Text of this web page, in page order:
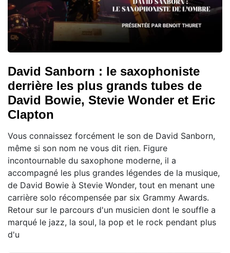
David Sanborn : le saxophoniste
derrière les plus grands tubes de
David Bowie, Stevie Wonder et Eric
Clapton
Vous connaissez forcément le son de David Sanborn,
même si son nom ne vous dit rien. Figure
incontournable du saxophone moderne, il a
accompagné les plus grandes légendes de la musique,
de David Bowie à Stevie Wonder, tout en menant une
carrière solo récompensée par six Grammy Awards.
Retour sur le parcours d'un musicien dont le souffle a
marqué le jazz, la soul, la pop et le rock pendant plus
d'u